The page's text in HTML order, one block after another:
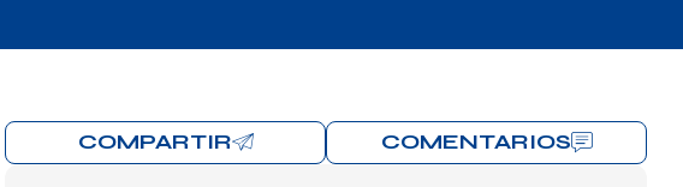
COMPARTIR COMENTARIOS